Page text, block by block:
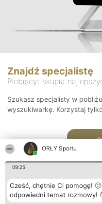
ORŁY Sportu
09:25
Cześć, chętnie Ci pomogę!
odpowiedni temat rozmowy!
Znajdź specjalistę
Plebiscyt skupia
Szukasz specjalisty w
wyszukiwarkę. Korzystaj